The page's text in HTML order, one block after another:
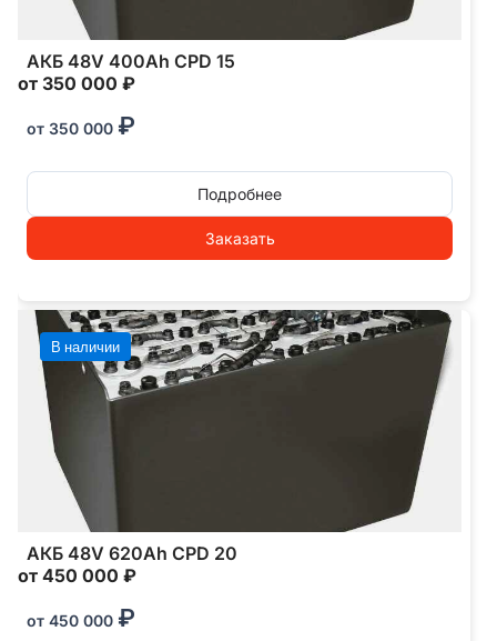
АКБ 48V 400Ah CPD 15
от 350 000 ₽
от 350 000 ₽
Подробнее
Заказать
В наличии
АКБ 48V 620Ah CPD 20
от 450 000 ₽
от 450 000 ₽